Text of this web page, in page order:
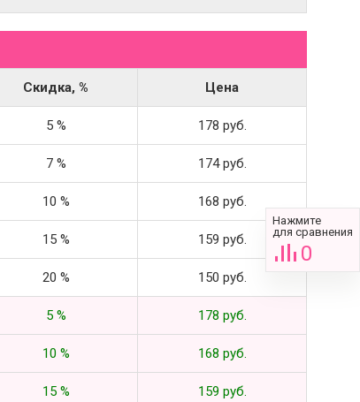
Скидка, % Цена
5 % 178 руб.
7 % 174 руб.
10 % 168 руб.
15 % 159 руб.
20 % 150 руб.
5 % 178 руб.
10 % 168 руб.
15 % 159 руб.
Нажмите
для сравнения
0